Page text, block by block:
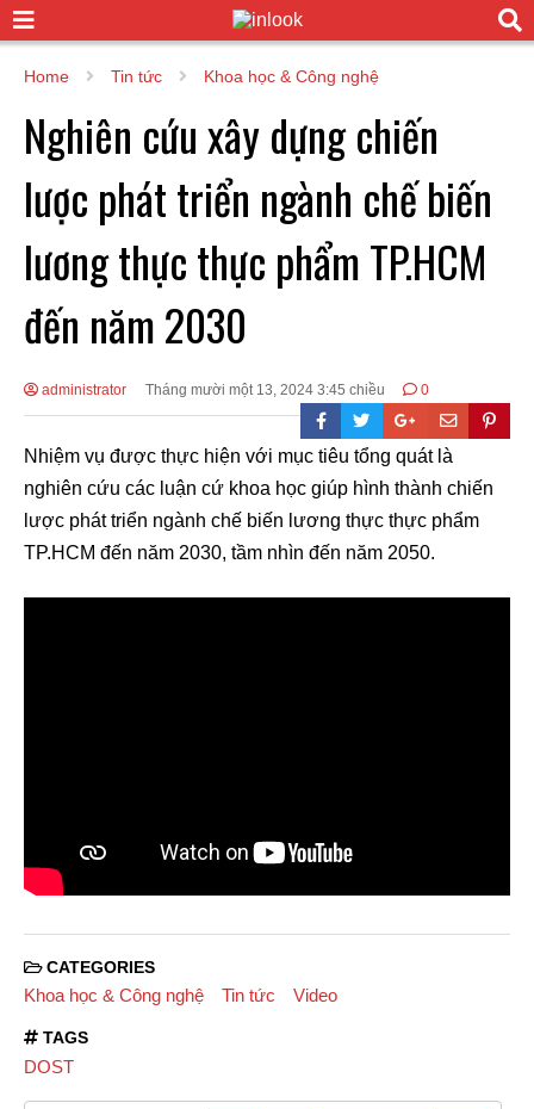
Home Tin tức Khoa học & Công nghệ
Nghiên cứu xây dựng chiến
lược phát triển ngành chế biến
lương thực thực phẩm TP.HCM
đến năm 2030
administrator Tháng mười một 13, 2024 3:45 chiều 0
Nhiệm vụ được thực hiện với mục tiêu tổng quát là
nghiên cứu các luận cứ khoa học giúp hình thành chiến
lược phát triển ngành chế biến lương thực thực phẩm
TP.HCM đến năm 2030, tầm nhìn đến năm 2050.
CATEGORIES
Khoa học & Công nghệ Tin tức Video
TAGS
DOST